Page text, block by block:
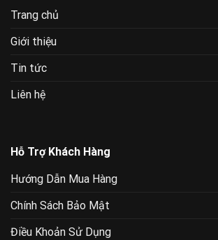
Trang chủ
Giới thiệu
Tin tức
Liên hệ
Hỗ Trợ Khách Hàng
Hướng Dẫn Mua Hàng
Chính Sách Bảo Mật
Điều Khoản Sử Dụng